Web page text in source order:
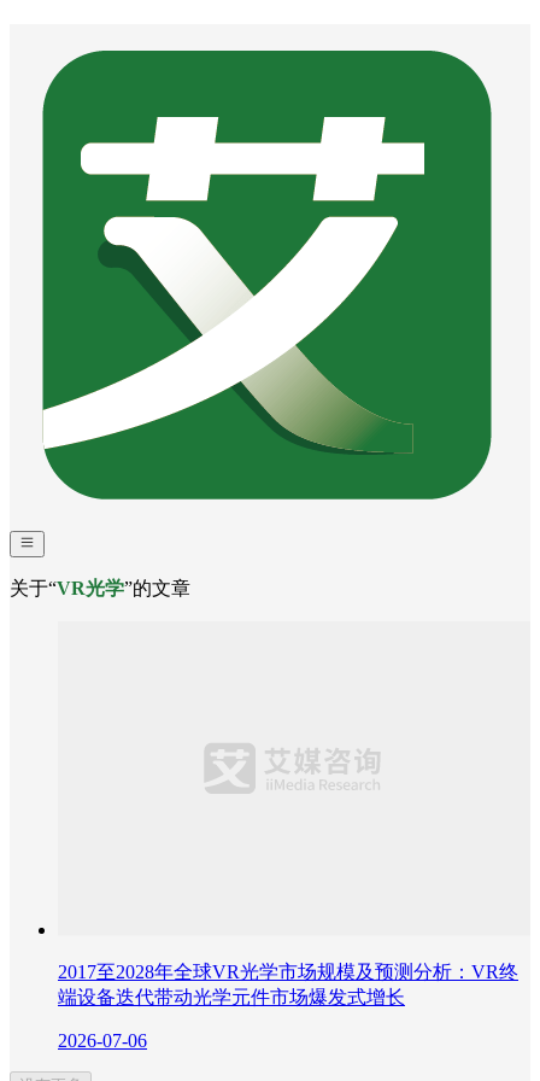
关于“VR光学”的文章
2017至2028年全球VR光学市场规模及预测分析：VR终
端设备迭代带动光学元件市场爆发式增长
2026-07-06